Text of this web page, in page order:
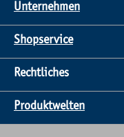
Blockstufen
Wahl für
Unternehmen
Shopservice
Rechtliches
Produktwelten